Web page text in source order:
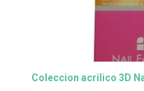
Coleccion acrilico 3D